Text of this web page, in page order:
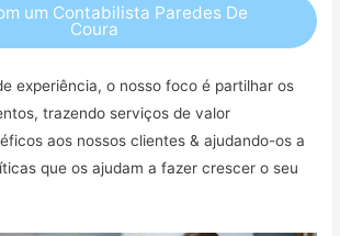
um Contabilista Paredes De
Coura
experiência, o nosso foco é partilhar os
trazendo serviços de valor
aos nossos clientes & ajudando-os a
que os ajudam a fazer crescer o seu